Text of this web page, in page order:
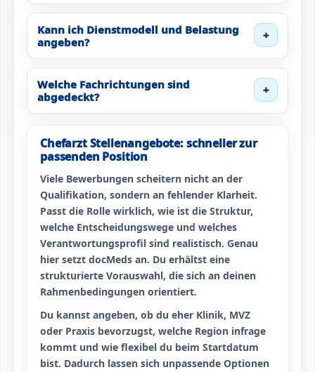
Kann ich Dienstmodell und Belastung
angeben?
+
Welche Fachrichtungen sind
abgedeckt?
+
Chefarzt Stellenangebote: schneller zur
passenden Position
Viele Bewerbungen scheitern nicht an der
Qualifikation, sondern an fehlender Klarheit.
Passt die Rolle wirklich, wie ist die Struktur,
welche Entscheidungswege und welches
Verantwortungsprofil sind realistisch. Genau
hier setzt docMeds an. Du erhältst eine
strukturierte Vorauswahl, die sich an deinen
Rahmenbedingungen orientiert.
Du kannst angeben, ob du eher Klinik, MVZ
oder Praxis bevorzugst, welche Region infrage
kommt und wie flexibel du beim Startdatum
bist. Dadurch lassen sich unpassende Optionen